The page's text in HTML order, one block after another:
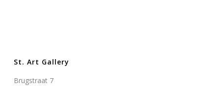
St. Art Gallery
Brugstraat 7